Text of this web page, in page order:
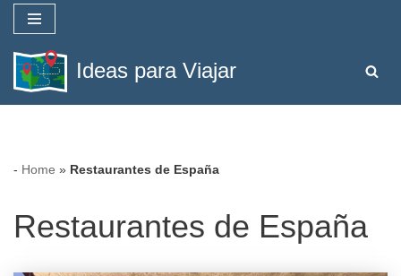
Saltar
al
contenido
Ideas para Viajar
- Home » Restaurantes de España
Restaurantes de España